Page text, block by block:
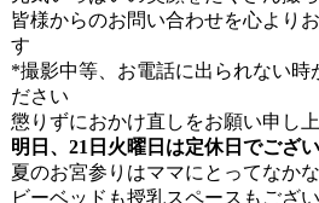
皆様からのお問い合わせを心より
す
*撮影中等、お電話に出られない時
ださい
懲りずにおかけ直しをお願い申し
明日、21日火曜日は定休日でござい
夏のお宮参りはママにとってなか
ビーベッドも授乳スペースもござい